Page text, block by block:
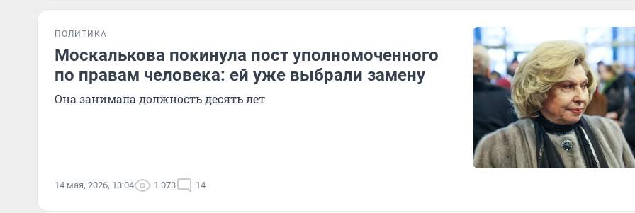
ПОЛИТИКА
Москалькова покинула пост уполномоченного
по правам человека: ей уже выбрали замену
Она занимала должность десять лет
14 мая, 2026, 13:04 1 073 14